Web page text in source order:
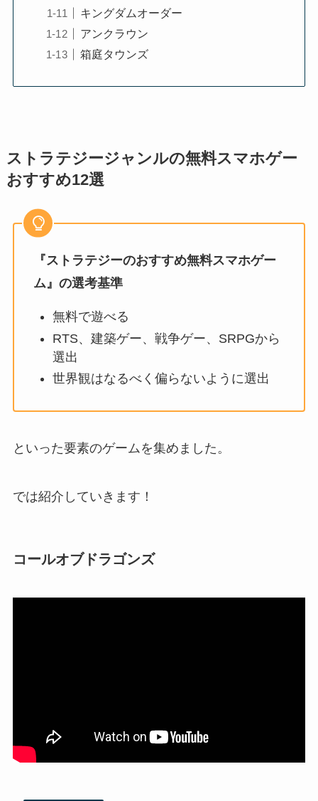
キングダムオーダー
アンクラウン
箱庭タウンズ
ストラテジージャンルの無料スマホゲー
おすすめ12選
『ストラテジーのおすすめ無料スマホゲー
ム』の選考基準
無料で遊べる
RTS、建築ゲー、戦争ゲー、SRPGから
選出
世界観はなるべく偏らないように選出
といった要素のゲームを集めました。
では紹介していきます！
コールオブドラゴンズ